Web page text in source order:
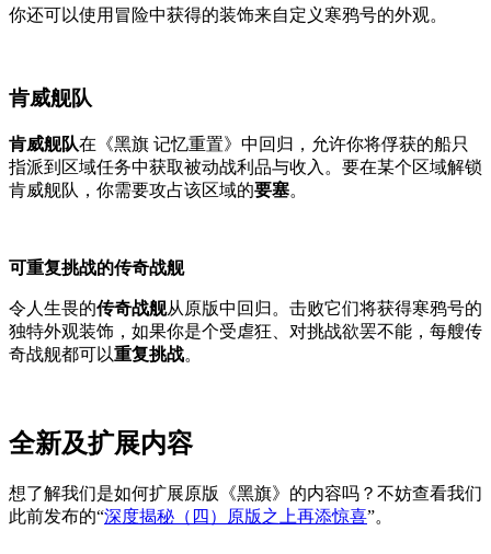
你还可以使用冒险中获得的装饰来自定义寒鸦号的外观。
肯威舰队
肯威舰队在《黑旗 记忆重置》中回归，允许你将俘获的船只
指派到区域任务中获取被动战利品与收入。要在某个区域解锁
肯威舰队，你需要攻占该区域的要塞。
可重复挑战的传奇战舰
令人生畏的传奇战舰从原版中回归。击败它们将获得寒鸦号的
独特外观装饰，如果你是个受虐狂、对挑战欲罢不能，每艘传
奇战舰都可以重复挑战。
全新及扩展内容
想了解我们是如何扩展原版《黑旗》的内容吗？不妨查看我们
此前发布的“深度揭秘（四）原版之上再添惊喜”。